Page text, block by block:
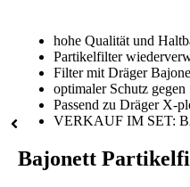
hohe Qualität und
Partikelfilter
Filter mit Dräger
optimaler Schutz
Passend zu Dräger X-
VERKAUF IM SET:
Bajonett